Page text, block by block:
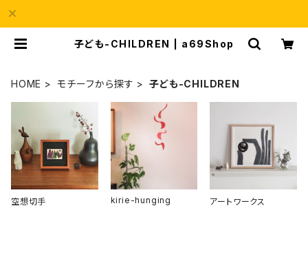
子ども-CHILDREN | a69Shop
HOME モチーフから探す 子ども-CHILDREN
空想切手 kirie-hunging アートワークス